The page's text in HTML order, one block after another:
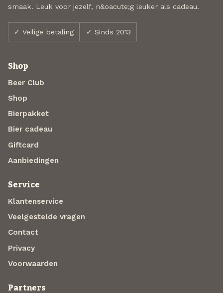
smaak. Leuk voor jezelf, n&oacute;g leuker als cadeau.
✓ Veilige betaling ✓ Sinds 2013
Shop
Beer Club
Shop
Bierpakket
Bier cadeau
Giftcard
Aanbiedingen
Service
Klantenservice
Veelgestelde vragen
Contact
Privacy
Voorwaarden
Partners